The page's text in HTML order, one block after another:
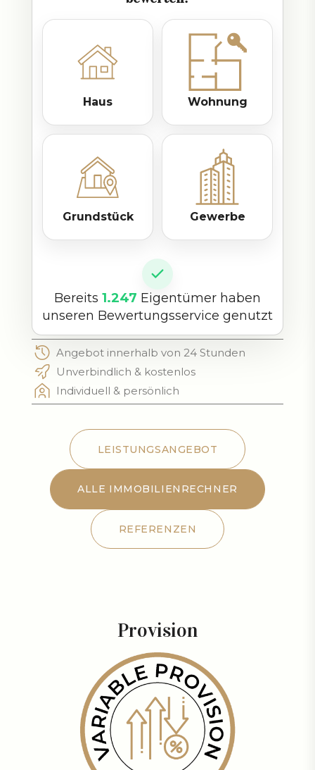
Haus Wohnung
Grundstück Gewerbe
Bereits 1.247 Eigentümer haben
unseren Bewertungsservice genutzt
Angebot innerhalb von 24 Stunden
Unverbindlich & kostenlos
Individuell & persönlich
LEISTUNGSANGEBOT
LEISTUNGSANGEBOT
ALLE IMMOBILIENRECHNER
ALLE IMMOBILIENRECHNER
REFERENZEN
REFERENZEN
Provision